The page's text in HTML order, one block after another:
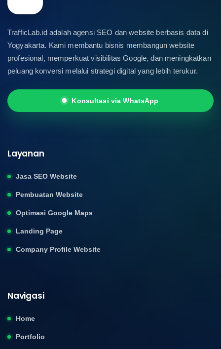
TrafficLab.id adalah agensi SEO dan website berbasis data di
Yogyakarta. Kami membantu bisnis membangun website
profesional, memperkuat visibilitas Google, dan meningkatkan
peluang konversi melalui strategi digital yang lebih terukur.
Konsultasi via WhatsApp
Layanan
Jasa SEO Website
Pembuatan Website
Optimasi Google Maps
Landing Page
Company Profile Website
Navigasi
Home
Portfolio